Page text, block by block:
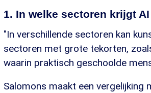
1. In welke sectoren krijgt
"In verschillende sectoren kan
sectoren met grote tekorten,
waarin praktisch geschoolde
Salomons maakt een